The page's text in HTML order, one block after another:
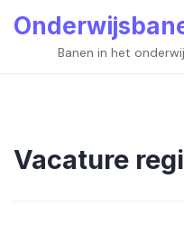
Banen in het
Vacature